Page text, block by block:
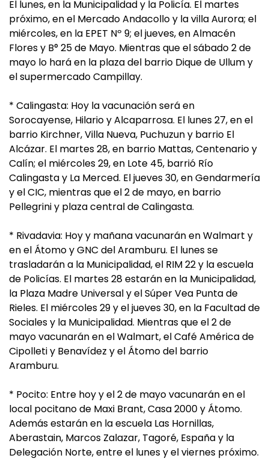
El lunes, en la Municipalidad y la Policía. El martes
próximo, en el Mercado Andacollo y la villa Aurora; el
miércoles, en la EPET Nº 9; el jueves, en Almacén
Flores y B° 25 de Mayo. Mientras que el sábado 2 de
mayo lo hará en la plaza del barrio Dique de Ullum y
el supermercado Campillay.
* Calingasta: Hoy la vacunación será en
Sorocayense, Hilario y Alcaparrosa. El lunes 27, en el
barrio Kirchner, Villa Nueva, Puchuzun y barrio El
Alcázar. El martes 28, en barrio Mattas, Centenario y
Calín; el miércoles 29, en Lote 45, barrió Río
Calingasta y La Merced. El jueves 30, en Gendarmería
y el CIC, mientras que el 2 de mayo, en barrio
Pellegrini y plaza central de Calingasta.
* Rivadavia: Hoy y mañana vacunarán en Walmart y
en el Átomo y GNC del Aramburu. El lunes se
trasladarán a la Municipalidad, el RIM 22 y la escuela
de Policías. El martes 28 estarán en la Municipalidad,
la Plaza Madre Universal y el Súper Vea Punta de
Rieles. El miércoles 29 y el jueves 30, en la Facultad de
Sociales y la Municipalidad. Mientras que el 2 de
mayo vacunarán en el Walmart, el Café América de
Cipolleti y Benavídez y el Átomo del barrio
Aramburu.
* Pocito: Entre hoy y el 2 de mayo vacunarán en el
local pocitano de Maxi Brant, Casa 2000 y Átomo.
Además estarán en la escuela Las Hornillas,
Aberastain, Marcos Zalazar, Tagoré, España y la
Delegación Norte, entre el lunes y el viernes próximo.